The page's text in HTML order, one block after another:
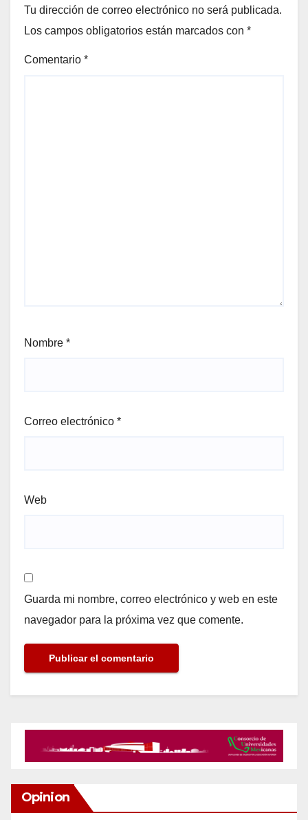
Tu dirección de correo electrónico no será publicada.
Los campos obligatorios están marcados con *
Comentario *
Nombre *
Correo electrónico *
Web
Guarda mi nombre, correo electrónico y web en este
navegador para la próxima vez que comente.
Opinion